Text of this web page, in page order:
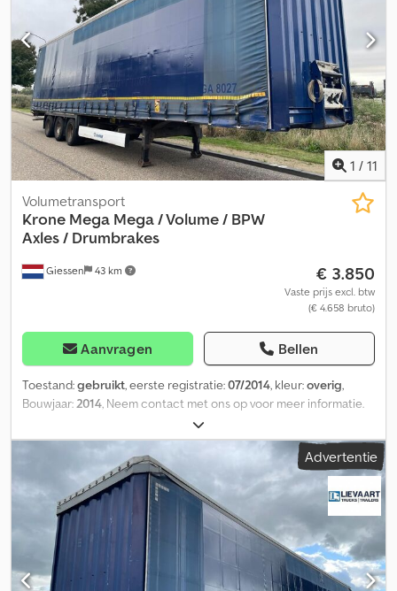
1 / 11
Giessen 43 km
Volumetransport
Krone Mega Mega / Volume / BPW
Axles / Drumbrakes
€ 3.850
Vaste prijs excl. btw
(€ 4.658 bruto)
Aanvragen Bellen
Toestand:gebruikt, eerste registratie:07/2014, kleur:overig,
Bouwjaar:2014, Neem contact met ons op voor meer informatie.
Advertentie